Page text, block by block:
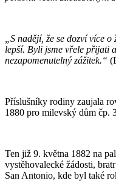
„S nadějí, že se dozví více
lepší. Byli jsme vřele přijati
nezapomenutelný zážitek.“
Příslušníky rodiny zaujala
1880 pro milevský dům čp.
Ten již 9. května 1882 na
vystěhovalecké žádosti,
San Antonio, kde byl také